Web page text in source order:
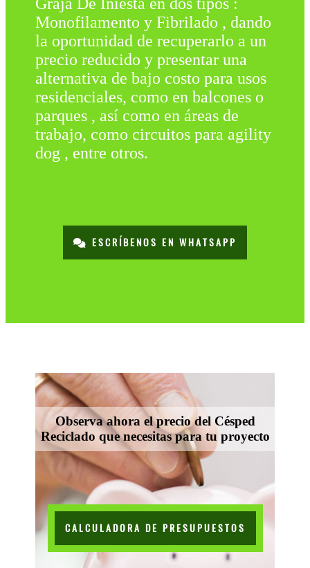
Graja De Iniesta en dos tipos :
Monofilamento y Fibrilado , dando
la oportunidad de recuperarlo a un
precio reducido y presentar una
alternativa de bajo costo para usos
residenciales, como en balcones o
parques , así como en áreas de
trabajo, como circuitos para agility
dog , entre otros.
ESCRÍBENOS EN WHATSAPP
Observa ahora el precio del Césped
Reciclado que necesitas para tu proyecto
CALCULADORA DE PRESUPUESTOS